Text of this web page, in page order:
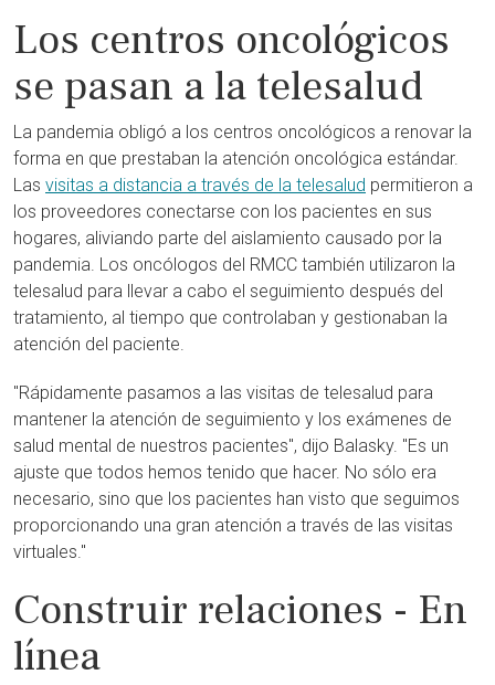
Los centros oncológicos
se pasan a la telesalud
La pandemia obligó a los centros oncológicos a renovar la
forma en que prestaban la atención oncológica estándar.
Las visitas a distancia a través de la telesalud permitieron a
los proveedores conectarse con los pacientes en sus
hogares, aliviando parte del aislamiento causado por la
pandemia. Los oncólogos del RMCC también utilizaron la
telesalud para llevar a cabo el seguimiento después del
tratamiento, al tiempo que controlaban y gestionaban la
atención del paciente.
"Rápidamente pasamos a las visitas de telesalud para
mantener la atención de seguimiento y los exámenes de
salud mental de nuestros pacientes", dijo Balasky. "Es un
ajuste que todos hemos tenido que hacer. No sólo era
necesario, sino que los pacientes han visto que seguimos
proporcionando una gran atención a través de las visitas
virtuales."
Construir relaciones - En
línea